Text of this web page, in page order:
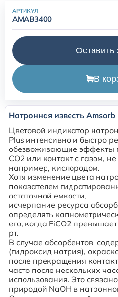
АРТИКУЛ
AMAB3400
Оставить
В
Натронная известь Amsorb
Цветовой индикатор
Plus интенсивно и быстро
обезвоживающие эффекты
CO2 или контакт с газом,
например, кислородом.
Хотя изменение цвета
показателем
остаточной емкости,
исчерпание ресурса
определять
его, когда FiCO2
рт.
В случае абсорбентов,
(гидроксид натрия),
после прекращения
часто после нескольких
использования. Это
природой NaOH в
Маски для неинвазивной
Переходники и коннекторы
Аксессуары и
Аспирационные катетеры